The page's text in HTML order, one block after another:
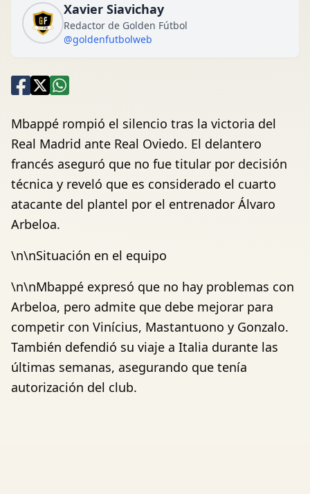
Xavier Siavichay
Redactor de Golden Fútbol
@goldenfutbolweb
Mbappé rompió el silencio tras la victoria del
Real Madrid ante Real Oviedo. El delantero
francés aseguró que no fue titular por decisión
técnica y reveló que es considerado el cuarto
atacante del plantel por el entrenador Álvaro
Arbeloa.
\n\nSituación en el equipo
\n\nMbappé expresó que no hay problemas con
Arbeloa, pero admite que debe mejorar para
competir con Vinícius, Mastantuono y Gonzalo.
También defendió su viaje a Italia durante las
últimas semanas, asegurando que tenía
autorización del club.